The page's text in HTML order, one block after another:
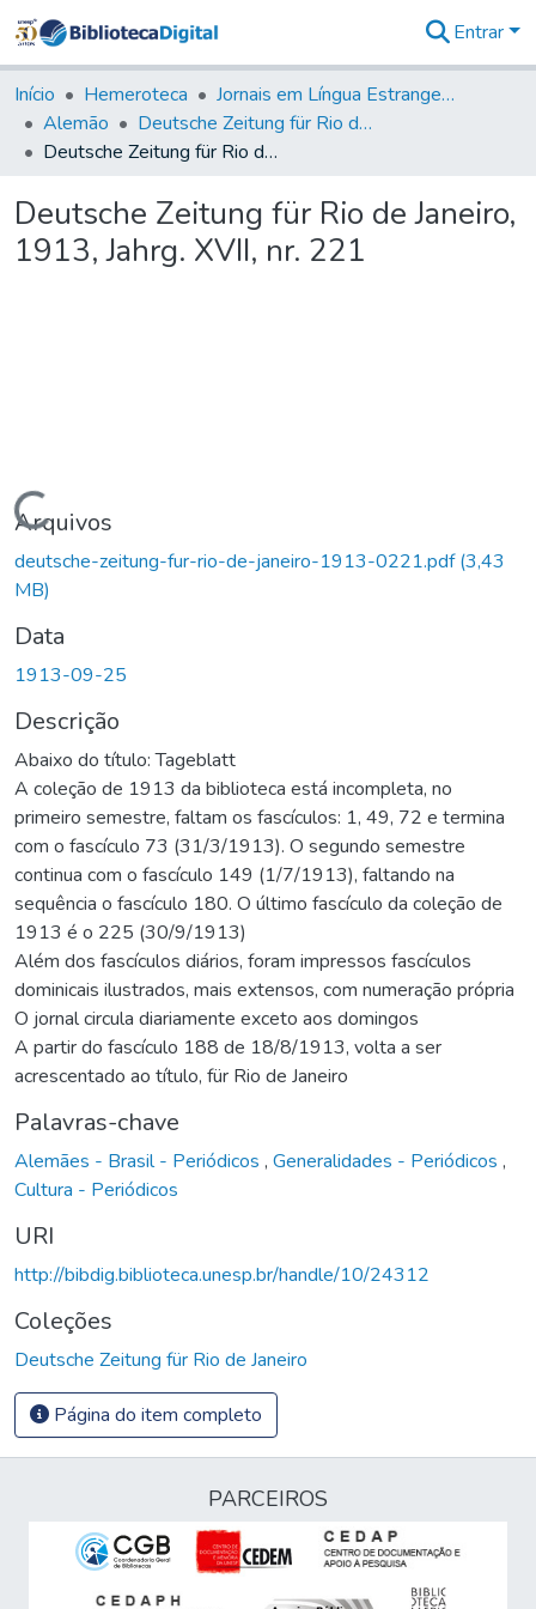
&
Coleções
Tudo na
Biblioteca
Estatísticas
Entrar
Início Hemeroteca
Jornais em Língua Estrangeira
Alemão
Deutsche Zeitung für Rio de Janeiro
Deutsche Zeitung für Rio de Janeiro, 1913, Jahrg. XVII, nr. 221
Deutsche Zeitung für Rio de Janeiro,
1913, Jahrg. XVII, nr. 221
Carregando...
Arquivos
deutsche-zeitung-fur-rio-de-janeiro-1913-0221.pdf(3,43
MB)
Data
1913-09-25
Descrição
Abaixo do título: Tageblatt
A coleção de 1913 da biblioteca está incompleta, no
primeiro semestre, faltam os fascículos: 1, 49, 72 e termina
com o fascículo 73 (31/3/1913). O segundo semestre
continua com o fascículo 149 (1/7/1913), faltando na
sequência o fascículo 180. O último fascículo da coleção de
1913 é o 225 (30/9/1913)
Além dos fascículos diários, foram impressos fascículos
dominicais ilustrados, mais extensos, com numeração própria
O jornal circula diariamente exceto aos domingos
A partir do fascículo 188 de 18/8/1913, volta a ser
acrescentado ao título, für Rio de Janeiro
Palavras-chave
Alemães - Brasil - Periódicos , Generalidades - Periódicos ,
Cultura - Periódicos
URI
http://bibdig.biblioteca.unesp.br/handle/10/24312
Coleções
Deutsche Zeitung für Rio de Janeiro
Página do item completo
PARCEIROS